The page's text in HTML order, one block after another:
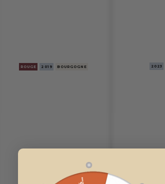
ROUGE 2019 BOURGOGNE 2023